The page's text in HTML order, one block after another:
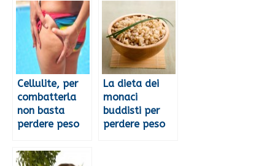
Cellulite, per
combatterla
non basta
perdere peso
La dieta dei
monaci
buddisti per
perdere peso